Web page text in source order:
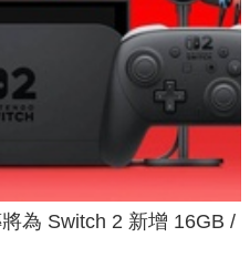
為 Switch 2 新增 16GB /